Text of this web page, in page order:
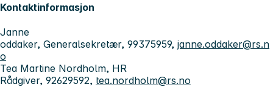
Kontaktinformasjon
Janne
oddaker, Generalsekretær, 99375959, janne.oddaker@rs.n
o
Tea Martine Nordholm, HR
Rådgiver, 92629592, tea.nordholm@rs.no